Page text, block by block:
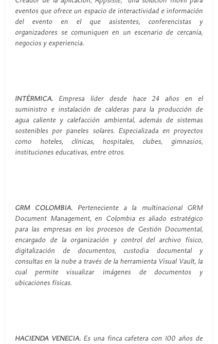
eventos que ofrece un espacio de interactividad e información
del evento en el que asistentes, conferencistas y
organizadores se comuniquen en un escenario de cercanía,
negocios y experiencia.
INTÉRMICA.Empresa líder desde hace 24 años en el
suministro e instalación de calderas para la producción de
agua caliente y calefacción ambiental, además de sistemas
sostenibles por paneles solares. Especializada en proyectos
como hoteles, clínicas, hospitales, clubes, gimnasios,
instituciones educativas, entre otros.
GRM COLOMBIA. Perteneciente a la multinacional GRM
Document Management, en Colombia es aliado estratégico
para las empresas en los procesos de Gestión Documental,
encargado de la organización y control del archivo físico,
digitalización de documentos, custodia documental y
consultas en la nube a través de la herramienta Visual Vault, la
cual permite visualizar imágenes de documentos y
ubicaciones físicas.
HACIENDA VENECIA. Es una finca cafetera con 100 años de